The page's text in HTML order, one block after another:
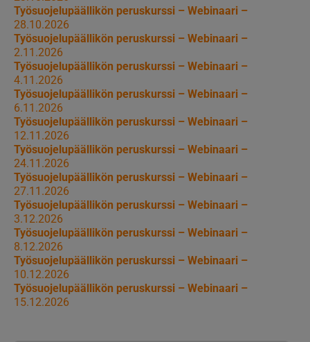
Työsuojelupäällikön peruskurssi – Webinaari –
28.10.2026
Työsuojelupäällikön peruskurssi – Webinaari –
2.11.2026
Työsuojelupäällikön peruskurssi – Webinaari –
4.11.2026
Työsuojelupäällikön peruskurssi – Webinaari –
6.11.2026
Työsuojelupäällikön peruskurssi – Webinaari –
12.11.2026
Työsuojelupäällikön peruskurssi – Webinaari –
24.11.2026
Työsuojelupäällikön peruskurssi – Webinaari –
27.11.2026
Työsuojelupäällikön peruskurssi – Webinaari –
3.12.2026
Työsuojelupäällikön peruskurssi – Webinaari –
8.12.2026
Työsuojelupäällikön peruskurssi – Webinaari –
10.12.2026
Työsuojelupäällikön peruskurssi – Webinaari –
15.12.2026